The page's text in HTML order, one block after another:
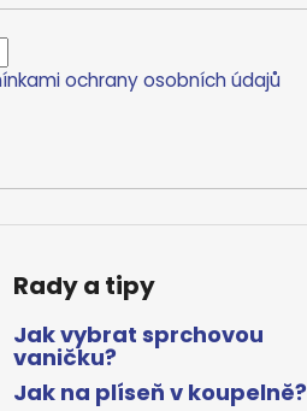
ochrany osobních údajů
Rady a tipy
Jak vybrat sprchovou
vaničku?
Jak na plíseň v koupelně?